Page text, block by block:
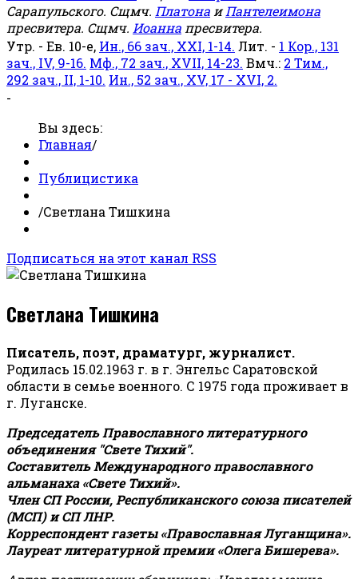
Сарапульского. Сщмч. Платона иПантелеимона
пресвитера. Сщмч. Иоанна пресвитера.
Утр. - Ев. 10-е, Ин., 66 зач., XXI, 1-14. Лит. - 1 Кор., 131
зач., IV, 9-16. Мф., 72 зач., XVII, 14-23. Вмч.: 2 Тим.,
292 зач., II, 1-10. Ин., 52 зач., XV, 17 - XVI, 2.
-
Вы здесь:
Главная/
Публицистика
/Светлана Тишкина
Подписаться на этот канал RSS
Светлана Тишкина
Писатель, поэт, драматург, журналист.
Родилась 15.02.1963 г. в г. Энгельс Саратовской
области в семье военного. С 1975 года проживает в
г. Луганске.
Председатель Православного литературного
объединения "Свете Тихий".
Составитель Международного православного
альманаха «Свете Тихий».
Член СП России, Республиканского союза писателей
(МСП) и СП ЛНР.
Корреспондент газеты «Православная Луганщина».
Лауреат литературной премии «Олега Бишерева».